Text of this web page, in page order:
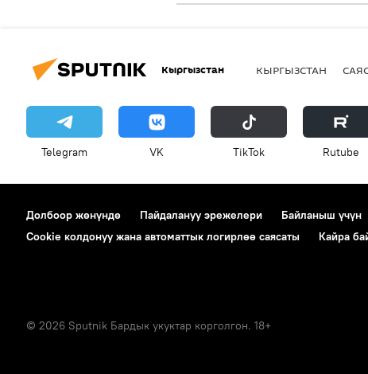
Кыргызстан КЫРГЫЗСТАН
Telegram VK ТikТоk Rutube
Долбоор жөнүндө Пайдалануу эрежелери Байланыш үчүн
Cookie колдонуу жана автоматтык логирлөө саясаты
Кайра
© 2026 Sputnik Бардык укуктар корголгон. 18+